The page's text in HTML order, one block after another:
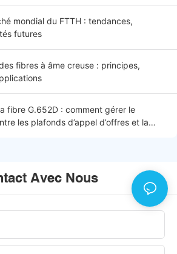
mondial du FTTH : tendances,
futures
fibres à âme creuse : principes,
fibre G.652D : comment gérer le
les plafonds d’appel d’offres et la
Avec Nous